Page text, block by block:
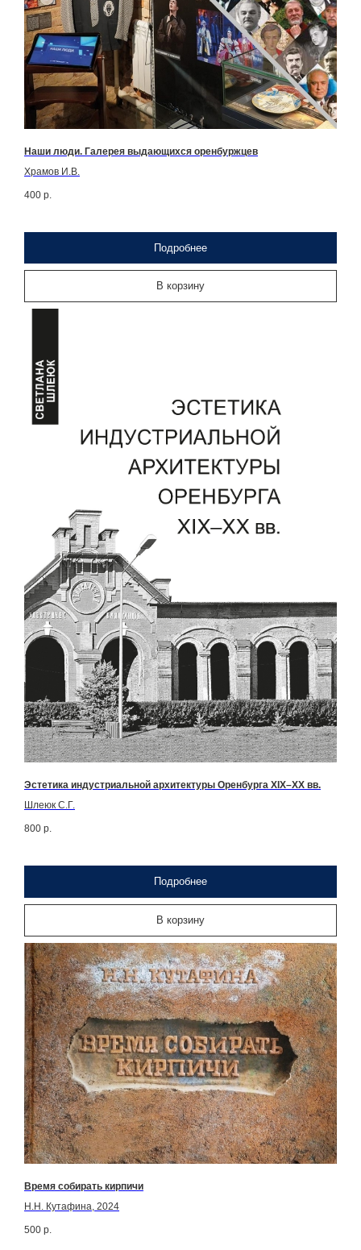
Наши люди. Галерея выдающихся оренбуржцев
Храмов И.В.
400 р.
Подробнее
В корзину
Эстетика индустриальной архитектуры Оренбурга XIX–XX вв.
Шлеюк С.Г.
800 р.
Подробнее
В корзину
Время собирать кирпичи
Н.Н. Кутафина, 2024
500 р.